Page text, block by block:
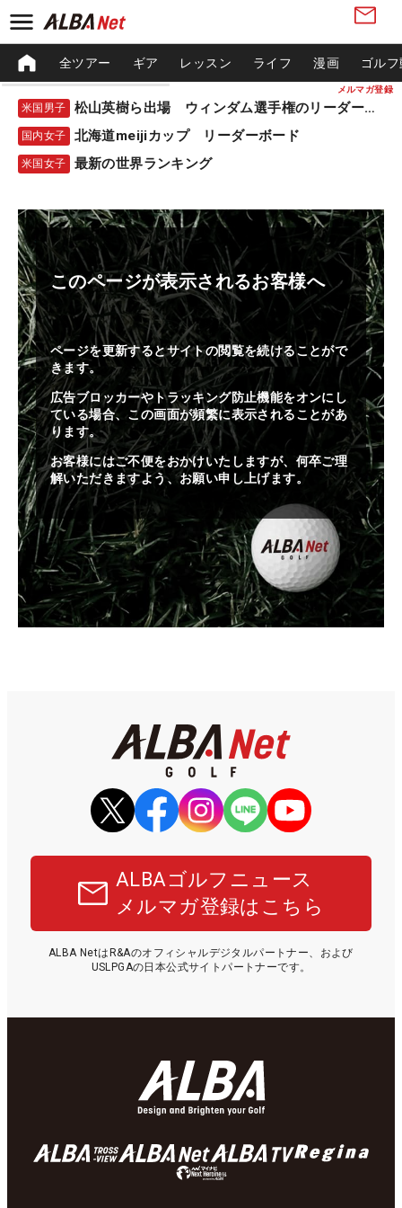
メルマガ登録
全ツアー ギア レッスン ライフ 漫画 ゴル
米国男子 松山英樹ら出場 ウィンダム選手権のリーダーボード
国内女子 北海道meijiカップ リーダーボード
米国女子 最新の世界ランキング
このページが表示されるお客様へ
ページを更新するとサイトの閲覧を続けることがで
きます。
広告ブロッカーやトラッキング防止機能をオンにし
ている場合、この画面が頻繁に表示されることがあ
ります。
お客様にはご不便をおかけいたしますが、何卒ご理
解いただきますよう、お願い申し上げます。
ALBAゴルフニュース
メルマガ登録はこちら
ALBA NetはR&Aのオフィシャルデジタルパートナー、および
USLPGAの日本公式サイトパートナーです。